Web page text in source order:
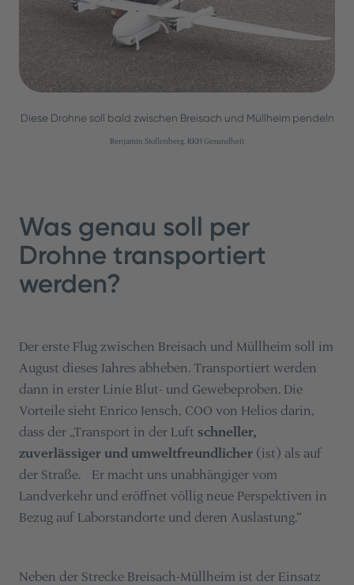
Diese Drohne soll bald zwischen Breisach und Müllheim pendeln
Benjamin Stollenberg, RKH Gesundheit
Was genau soll per
Drohne transportiert
werden?
Der erste Flug zwischen Breisach und Müllheim soll im
August dieses Jahres abheben. Transportiert werden
dann in erster Linie Blut- und Gewebeproben. Die
Vorteile sieht Enrico Jensch, COO von Helios darin,
dass der „Transport in der Luft schneller,
zuverlässiger und umweltfreundlicher(ist) als auf
der Straße. Er macht uns unabhängiger vom
Landverkehr und eröffnet völlig neue Perspektiven in
Bezug auf Laborstandorte und deren Auslastung.“
Neben der Strecke Breisach-Müllheim ist der Einsatz